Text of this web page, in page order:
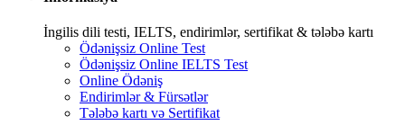
İngilis dili testi, IELTS, endirimlər, sertifikat & tələbə kartı
Ödənişsiz Online Test
Ödənişsiz Online IELTS Test
Online Ödəniş
Endirimlər & Fürsətlər
Tələbə kartı və Sertifikat